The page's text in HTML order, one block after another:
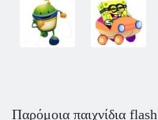
Παρόμοια παιχνίδια flash